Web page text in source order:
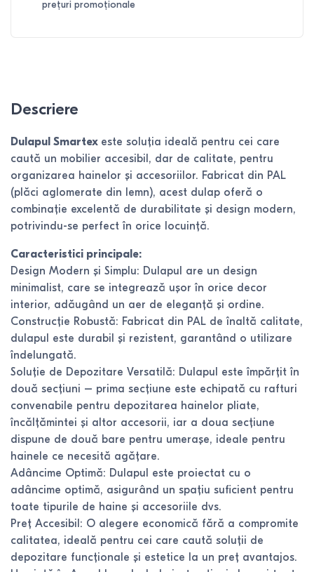
prețuri promoționale
Descriere
Dulapul Smartex este soluția ideală pentru cei care
caută un mobilier accesibil, dar de calitate, pentru
organizarea hainelor și accesoriilor. Fabricat din PAL
(plăci aglomerate din lemn), acest dulap oferă o
combinație excelentă de durabilitate și design modern,
potrivindu-se perfect în orice locuință.
Caracteristici principale:
Design Modern și Simplu: Dulapul are un design
minimalist, care se integrează ușor în orice decor
interior, adăugând un aer de eleganță și ordine.
Construcție Robustă: Fabricat din PAL de înaltă calitate,
dulapul este durabil și rezistent, garantând o utilizare
îndelungată.
Soluție de Depozitare Versatilă: Dulapul este împărțit în
două secțiuni – prima secțiune este echipată cu rafturi
convenabile pentru depozitarea hainelor pliate,
încălțămintei și altor accesorii, iar a doua secțiune
dispune de două bare pentru umerașe, ideale pentru
hainele ce necesită agățare.
Adâncime Optimă: Dulapul este proiectat cu o
adâncime optimă, asigurând un spațiu suficient pentru
toate tipurile de haine și accesoriile dvs.
Preț Accesibil: O alegere economică fără a compromite
calitatea, ideală pentru cei care caută soluții de
depozitare funcționale și estetice la un preț avantajos.